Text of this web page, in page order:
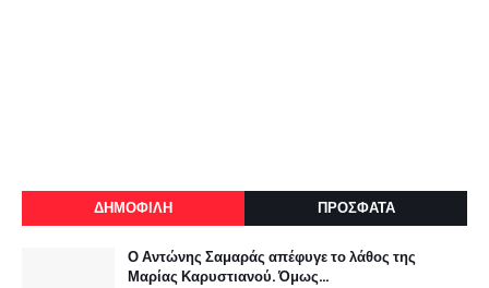
ΔΗΜΟΦΙΛΗ ΠΡΟΣΦΑΤΑ
Ο Αντώνης Σαμαράς απέφυγε το λάθος της
Μαρίας Καρυστιανού. Όμως...